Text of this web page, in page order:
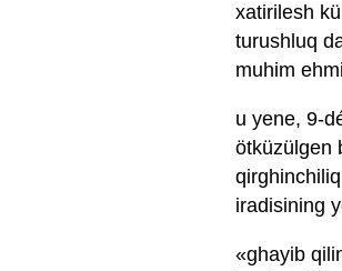
xatirilesh
turushluq
muhim
u yene, 9-
ötküzülgen
iradisining
«ghayib